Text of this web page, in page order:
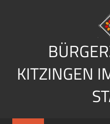
KITZINGEN
Im